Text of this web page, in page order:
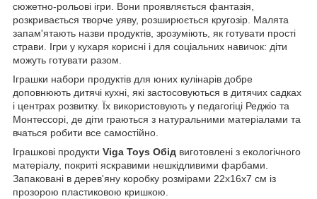
сюжетно-рольові ігри. Вони проявляється фантазія,
розкривається творче уяву, розширюється кругозір. Малята
запам'ятають назви продуктів, зрозуміють, як готувати прості
страви. Ігри у кухаря корисні і для соціальних навичок: діти
можуть готувати разом.
Іграшки набори продуктів для юних кулінарів добре
доповнюють дитячі кухні, які застосовуються в дитячих садках
і центрах розвитку. Їх використовують у педагогіці Реджіо та
Монтессорі, де діти граються з натуральними матеріалами та
вчаться робити все самостійно.
Іграшкові продукти Viga Toys Обід виготовлені з екологічного
матеріалу, покриті яскравими нешкідливими фарбами.
Запаковані в дерев'яну коробку розмірами 22х16х7 см із
прозорою пластиковою кришкою.